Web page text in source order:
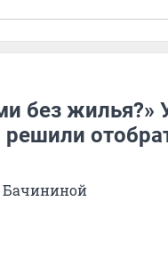
без жилья?»
решили
Бачининой